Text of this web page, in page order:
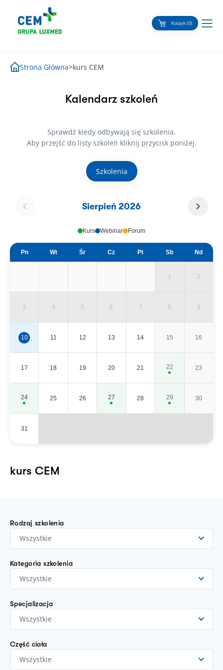
content
Koszyk (0)
Strona Główna>kurs CEM
Kalendarz szkoleń
Sprawdź kiedy odbywają się szkolenia.
Aby przejść do listy szkoleń kliknij przycisk poniżej.
Szkolenia
Sierpień 2026
Kurs Webinar Forum
Pn Wt Śr Cz Pt Sb Nd
1 2
3 4 5 6 7 8 9
10 11 12 13 14 15 16
17 18 19 20 21 22 23
24 25 26 27 28 29 30
31
kurs CEM
Rodzaj szkolenia
Wszystkie
Kategoria szkolenia
Wszystkie
Specjalizacja
Wszystkie
Część ciała
Wszystkie